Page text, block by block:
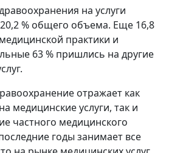
на услуги
% общего объема. Еще 16,8
практики и
63 % пришлись на другие
отражает как
медицинские услуги, так и
частного медицинского
годы занимает все